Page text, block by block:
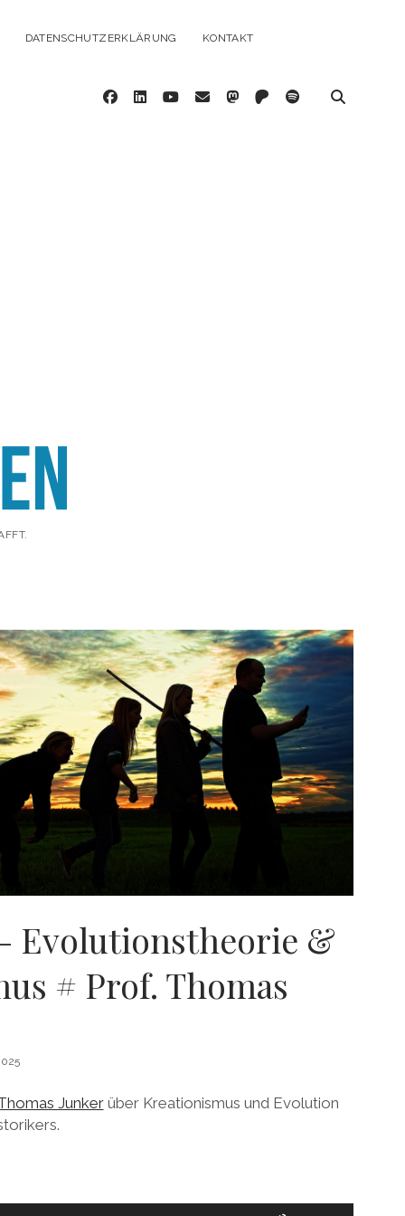
DATENSCHUTZERKLÄRUNG KONTAKT
facebook
linkedinyoutube
emailmastodon
patreonspotify
Evolutionstheorie &
# Prof. Thomas
Junkerüber Kreationismus und Evolution